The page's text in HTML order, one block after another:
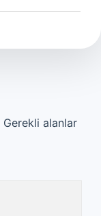
Gerekli alanlar